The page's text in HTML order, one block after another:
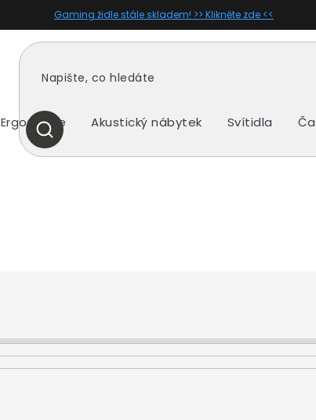
Gaming židle stále skladem! >> Klikněte zde <<
HLEDAT
Ergonomie Akustický nábytek Svítidla